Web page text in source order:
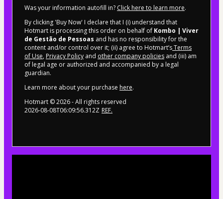
Was your information autofill in? Click here to learn more.
By clicking 'Buy Now' I declare that I (i) understand that
Hotmart is processing this order on behalf of Kombo | Viver
de Gestão de Pessoas and has no responsibility for the
content and/or control over it; (ii) agree to Hotmart’sTerms
of Use, Privacy Policy and other company policies and (iii) am
of legal age or authorized and accompanied by a legal
guardian.
Learn more about your purchase here.
Hotmart ©2026- All rights reserved
2026-08-08T06:09:56.312Z REF.